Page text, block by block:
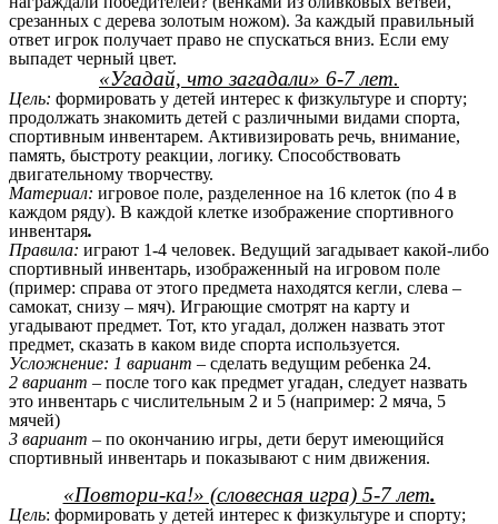
срезанных с дерева золотым ножом). За каждый правильный
ответ игрок получает право не спускаться вниз. Если ему
выпадет черный цвет.
«Угадай, что загадали» 6-7 лет.
Цель: формировать у детей интерес к физкультуре и спорту;
продолжать знакомить детей с различными видами спорта,
спортивным инвентарем. Активизировать речь, внимание,
память, быстроту реакции, логику. Способствовать
двигательному творчеству.
Материал: игровое поле, разделенное на 16 клеток (по 4 в
каждом ряду). В каждой клетке изображение спортивного
инвентаря.
Правила: играют 1-4 человек. Ведущий загадывает какой-либо
спортивный инвентарь, изображенный на игровом поле
(пример: справа от этого предмета находятся кегли, слева –
самокат, снизу – мяч). Играющие смотрят на карту и
угадывают предмет. Тот, кто угадал, должен назвать этот
предмет, сказать в каком виде спорта используется.
Усложнение: 1 вариант – сделать ведущим ребенка 24.
2 вариант – после того как предмет угадан, следует назвать
это инвентарь с числительным 2 и 5 (например: 2 мяча, 5
мячей)
3 вариант – по окончанию игры, дети берут имеющийся
спортивный инвентарь и показывают с ним движения.
«Повтори-ка!» (словесная игра) 5-7 лет.
Цель: формировать у детей интерес к физкультуре и спорту;